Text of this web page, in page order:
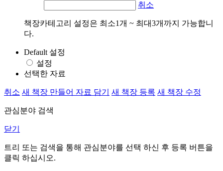
취소
책장카테고리 설정은 최소1개 ~ 최대3개까지 가능합니
다.
Default 설정
설정
선택한 자료
취소 새 책장 만들어 자료 담기 새 책장 등록 새 책장 수정
관심분야 검색
닫기
트리 또는 검색을 통해 관심분야를 선택 하신 후 등록 버튼을
클릭 하십시오.